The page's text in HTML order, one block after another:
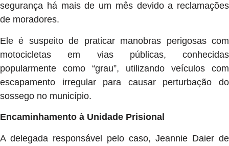
segurança há mais de um mês devido a reclamações
de moradores.
Ele é suspeito de praticar manobras perigosas com
motocicletas em vias públicas, conhecidas
popularmente como “grau”, utilizando veículos com
escapamento irregular para causar perturbação do
sossego no município.
Encaminhamento à Unidade Prisional
A delegada responsável pelo caso, Jeannie Daier de